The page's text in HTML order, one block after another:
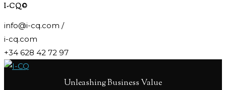
I-CQ©
info@i-cq.com /
i-cq.com
+34 628 42 72 97
Unleashing Business Value